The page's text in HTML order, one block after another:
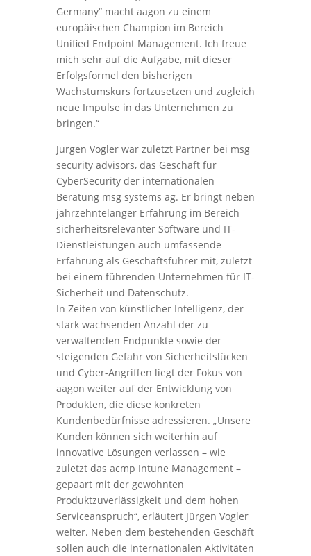
Germany“ macht aagon zu einem
europäischen Champion im Bereich
Unified Endpoint Management. Ich freue
mich sehr auf die Aufgabe, mit dieser
Erfolgsformel den bisherigen
Wachstumskurs fortzusetzen und zugleich
neue Impulse in das Unternehmen zu
bringen.“
Jürgen Vogler war zuletzt Partner bei msg
security advisors, das Geschäft für
CyberSecurity der internationalen
Beratung msg systems ag. Er bringt neben
jahrzehntelanger Erfahrung im Bereich
sicherheitsrelevanter Software und IT-
Dienstleistungen auch umfassende
Erfahrung als Geschäftsführer mit, zuletzt
bei einem führenden Unternehmen für IT-
Sicherheit und Datenschutz.
In Zeiten von künstlicher Intelligenz, der
stark wachsenden Anzahl der zu
verwaltenden Endpunkte sowie der
steigenden Gefahr von Sicherheitslücken
und Cyber-Angriffen liegt der Fokus von
aagon weiter auf der Entwicklung von
Produkten, die diese konkreten
Kundenbedürfnisse adressieren. „Unsere
Kunden können sich weiterhin auf
innovative Lösungen verlassen – wie
zuletzt das acmp Intune Management –
gepaart mit der gewohnten
Produktzuverlässigkeit und dem hohen
Serviceanspruch“, erläutert Jürgen Vogler
weiter. Neben dem bestehenden Geschäft
sollen auch die internationalen Aktivitäten